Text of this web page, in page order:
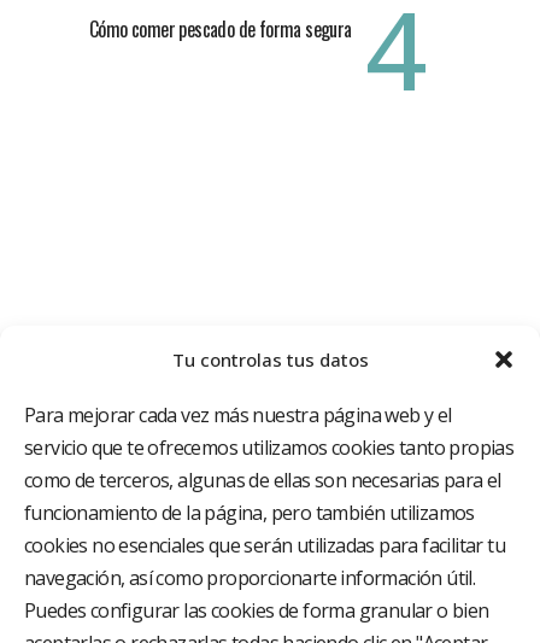
Tu controlas tus datos
Para mejorar cada vez más nuestra página web y el
servicio que te ofrecemos utilizamos cookies tanto propias
como de terceros, algunas de ellas son necesarias para el
funcionamiento de la página, pero también utilizamos
cookies no esenciales que serán utilizadas para facilitar tu
navegación, así como proporcionarte información útil.
Puedes configurar las cookies de forma granular o bien
Cómo comer pescado de forma segura
El Grupo Hospitalario HLA es uno de los proveedores
hospitalarios con mayor presencia en España, creado
con el objetivo de proporcionar el acceso a una
asistencia sanitaria de alto nivel. Nuestra red asistencial